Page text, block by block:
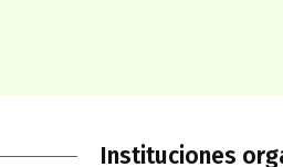
Instituciones